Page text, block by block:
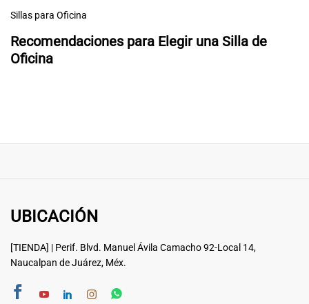
Sillas para Oficina
Recomendaciones para Elegir una Silla de
Oficina
UBICACIÓN
[TIENDA] | Perif. Blvd. Manuel Ávila Camacho 92-Local 14,
Naucalpan de Juárez, Méx.